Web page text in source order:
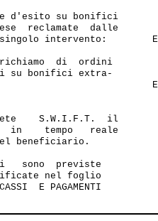
d'esito su bonifici
reclamate  dalle
intervento:
richiamo  di  ordini
su bonifici extra-
S.W.I.F.T.  il
in    tempo   reale
beneficiario.
sono  previste
nel foglio
E PAGAMENTI